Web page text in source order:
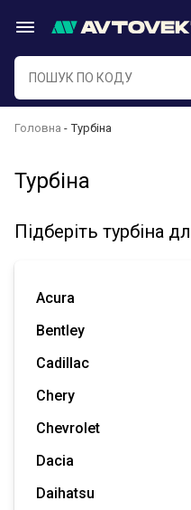
Головна Турбіна
Турбіна
Підберіть турбіна
Acura
Bentley
Cadillac
Chery
Chevrolet
Dacia
Daihatsu